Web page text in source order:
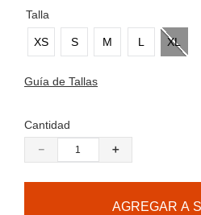
Talla
L
M
S XL
XS
Guía de Tallas
Cantidad
＋
－
AGREGAR A